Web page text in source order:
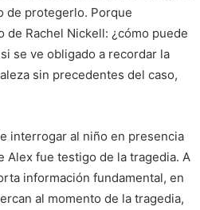
de protegerlo. Porque
Rachel Nickell: ¿cómo puede
se ve obligado a recordar la
sin precedentes del caso,
interrogar al niño en presencia
Alex fue testigo de la tragedia. A
información fundamental, en
al momento de la tragedia,